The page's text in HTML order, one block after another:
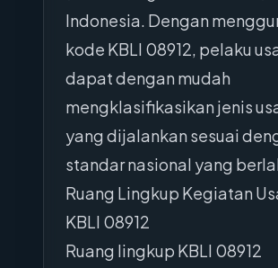
Indonesia. Dengan
kode KBLI 08912, pelaku
dapat dengan mudah
mengklasifikasikan jenis
yang dijalankan sesuai
standar nasional yang
Ruang Lingkup Kegiatan
KBLI 08912
Ruang lingkup KBLI 08912